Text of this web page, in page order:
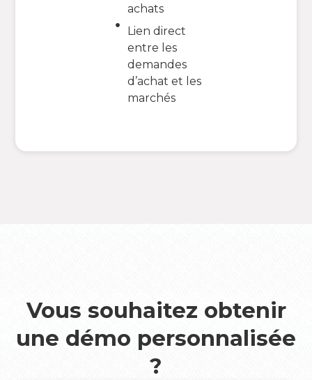
achats
Lien direct
entre les
demandes
d’achat et les
marchés
Vous souhaitez obtenir
une démo personnalisée
?